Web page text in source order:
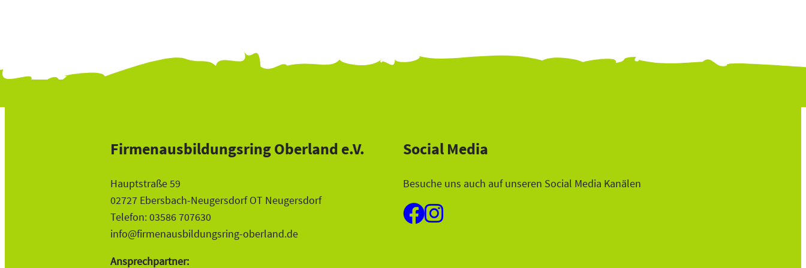
Firmenausbildungsring Oberland e.V.
Hauptstraße 59
02727 Ebersbach-Neugersdorf OT Neugersdorf
Telefon: 03586 707630
info@firmenausbildungsring-oberland.de
Ansprechpartner:
Social Media
Besuche uns auch auf unseren Social Media Kanälen